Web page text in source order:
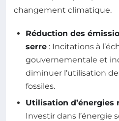
changement climatique.
Réduction des
serre : Incitations à
gouvernementale et
diminuer l’utilisation
fossiles.
Utilisation d’énergies
Investir dans l’énergie